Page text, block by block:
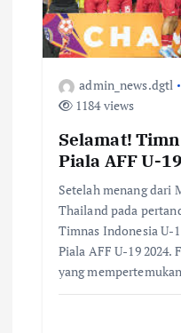
admin_news.dgtl
1184 views
Selamat!
Piala AFF U-
Setelah menang dari
Thailand pada
Timnas Indonesia U-
Piala AFF U-19 2024.
yang